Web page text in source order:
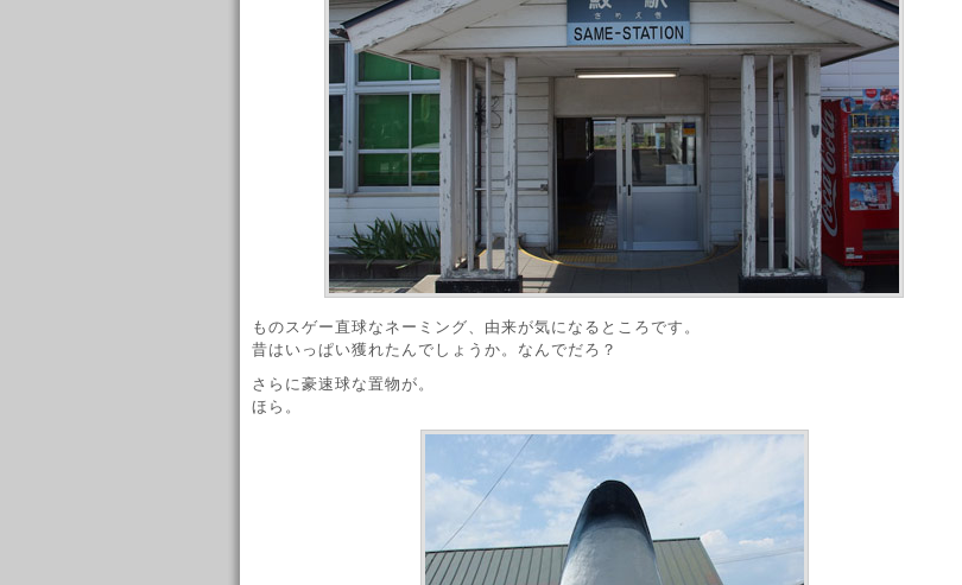
ものスゲー直球なネーミング、由来が気になるところです。
昔はいっぱい獲れたんでしょうか。なんでだろ？
さらに豪速球な置物が。
ほら。